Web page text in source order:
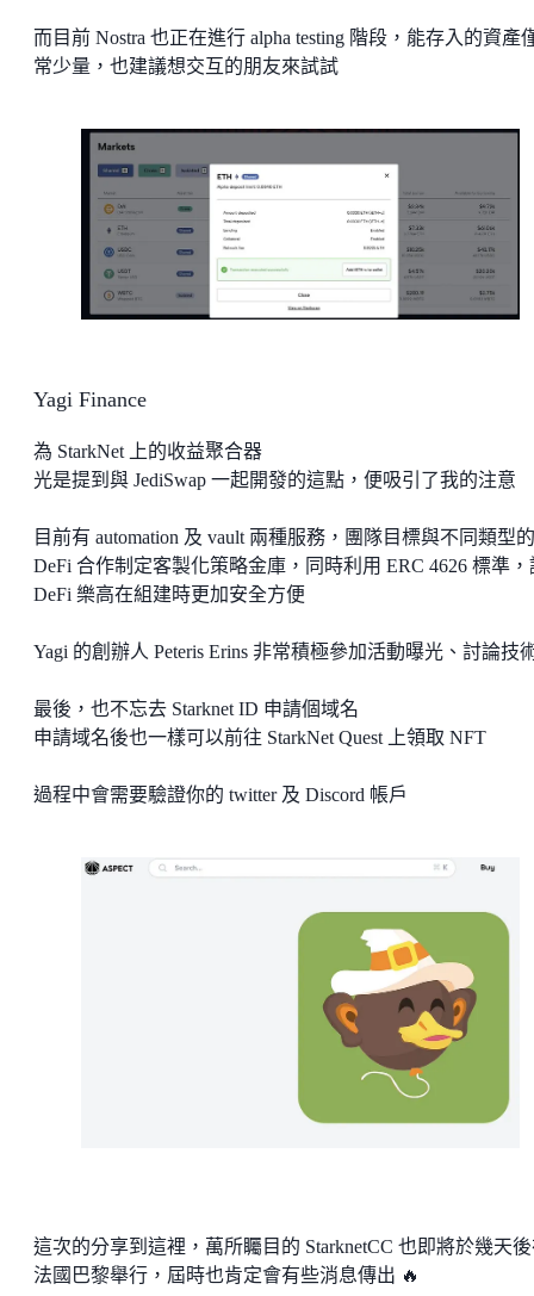
而目前 Nostra 也正在進行 alpha testing 階段，能存入的資產
常少量，也建議想交互的朋友來試試
Yagi Finance
為 StarkNet 上的收益聚合器
光是提到與 JediSwap 一起開發的這點，便吸引了我的注意
目前有 automation 及 vault 兩種服務，團隊目標與不同類型的
DeFi 合作制定客製化策略金庫，同時利用 ERC 4626 標準，
DeFi 樂高在組建時更加安全方便
Yagi 的創辦人 Peteris Erins 非常積極參加活動曝光、討論技
最後，也不忘去 Starknet ID 申請個域名
申請域名後也一樣可以前往 StarkNet Quest 上領取 NFT
過程中會需要驗證你的 twitter 及 Discord 帳戶
這次的分享到這裡，萬所矚目的 StarknetCC 也即將於幾天
法國巴黎舉行，屆時也肯定會有些消息傳出 🔥